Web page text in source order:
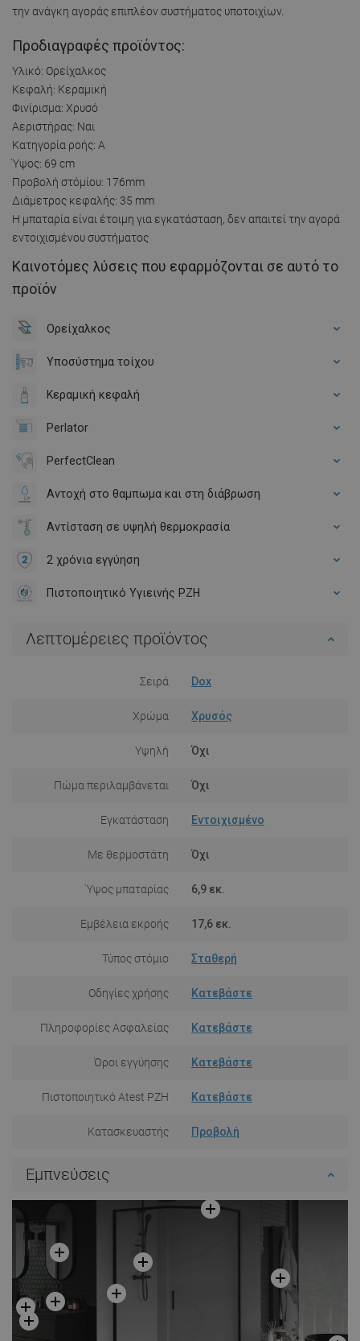
την ανάγκη αγοράς επιπλέον συστήματος υποτοιχίων.
Προδιαγραφές προϊόντος:
Υλικό: Ορείχαλκος
Κεφαλή: Κεραμική
Φινίρισμα: Χρυσό
Αεριστήρας: Ναι
Κατηγορία ροής: Α
Ύψος: 69 cm
Προβολή στόμίου: 176mm
Διάμετρος κεφαλής: 35 mm
Η μπαταρία είναι έτοιμη για εγκατάσταση, δεν απαιτεί την αγορά
εντοιχισμένου συστήματος
Καινοτόμες λύσεις που εφαρμόζονται σε αυτό το
προϊόν
Ορείχαλκος
Υποσύστημα τοίχου
Κεραμική κεφαλή
Perlator
PerfectClean
Αντοχή στο θαμπωμα και στη διάβρωση
Αντίσταση σε υψηλή θερμοκρασία
2 χρόνια εγγύηση
Πιστοποιητικό Υγιεινής PZH
Λεπτομέρειες προϊόντος
Σειρά Dox
Χρώμα Χρυσός
Υψηλή Όχι
Πώμα περιλαμβάνεται Όχι
Εγκατάσταση Εντοιχισμένο
Με θερμοστάτη Όχι
Ύψος μπαταρίας 6,9 εκ.
Εμβέλεια εκροής 17,6 εκ.
Τύπος στόμιο Σταθερή
Οδηγίες χρήσης Κατεβάστε
Πληροφορίες Ασφαλείας Κατεβάστε
Όροι εγγύησης Κατεβάστε
Πιστοποιητικό Atest PZH Κατεβάστε
Κατασκευαστής Προβολή
Εμπνεύσεις